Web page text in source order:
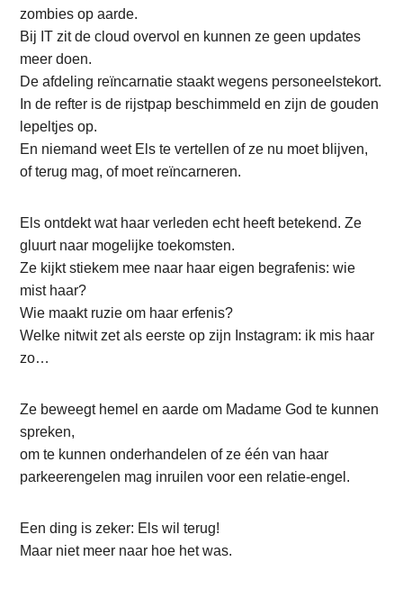
zombies op aarde.
Bij IT zit de cloud overvol en kunnen ze geen updates
meer doen.
De afdeling reïncarnatie staakt wegens personeelstekort.
In de refter is de rijstpap beschimmeld en zijn de gouden
lepeltjes op.
En niemand weet Els te vertellen of ze nu moet blijven,
of terug mag, of moet reïncarneren.
Els ontdekt wat haar verleden echt heeft betekend. Ze
gluurt naar mogelijke toekomsten.
Ze kijkt stiekem mee naar haar eigen begrafenis: wie
mist haar?
Wie maakt ruzie om haar erfenis?
Welke nitwit zet als eerste op zijn Instagram: ik mis haar
zo…
Ze beweegt hemel en aarde om Madame God te kunnen
spreken,
om te kunnen onderhandelen of ze één van haar
parkeerengelen mag inruilen voor een relatie-engel.
Een ding is zeker: Els wil terug!
Maar niet meer naar hoe het was.